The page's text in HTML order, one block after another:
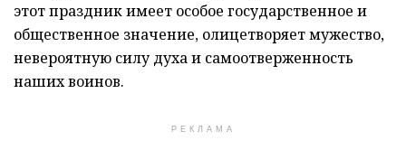
этот праздник имеет особое государственное и
общественное значение, олицетворяет мужество,
невероятную силу духа и самоотверженность
наших воинов.
РЕКЛАМА